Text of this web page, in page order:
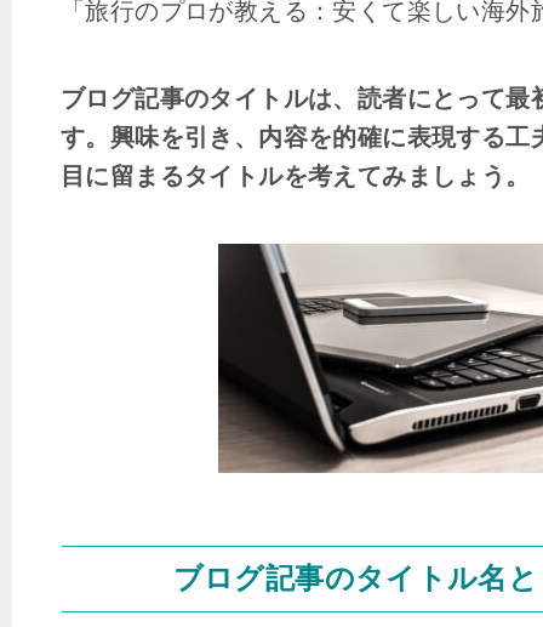
「旅行のプロが教える：安くて楽しい海外
ブログ記事のタイトルは、読者にとって最
す。興味を引き、内容を的確に表現する工
目に留まるタイトルを考えてみましょう。
ブログ記事のタイトル名